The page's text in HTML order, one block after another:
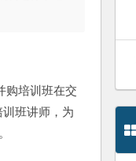
购培训班在交
班讲师，为